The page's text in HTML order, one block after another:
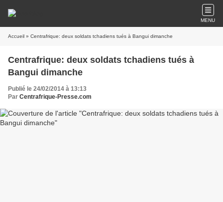
MENU
Accueil » Centrafrique: deux soldats tchadiens tués à Bangui dimanche
Centrafrique: deux soldats tchadiens tués à
Bangui dimanche
Publié le 24/02/2014 à 13:13
Par Centrafrique-Presse.com